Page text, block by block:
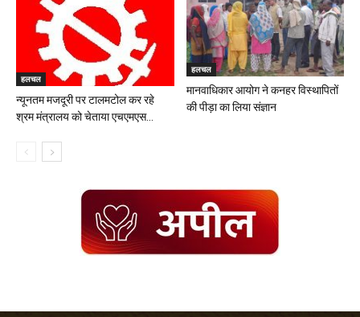
हलचल
न्यूनतम मजदूरी पर टालमटोल कर रहे
श्रम मंत्रालय को चेताया एचएमएस...
हलचल
मानवाधिकार आयोग ने कनहर विस्थापितों
की पीड़ा का लिया संज्ञान